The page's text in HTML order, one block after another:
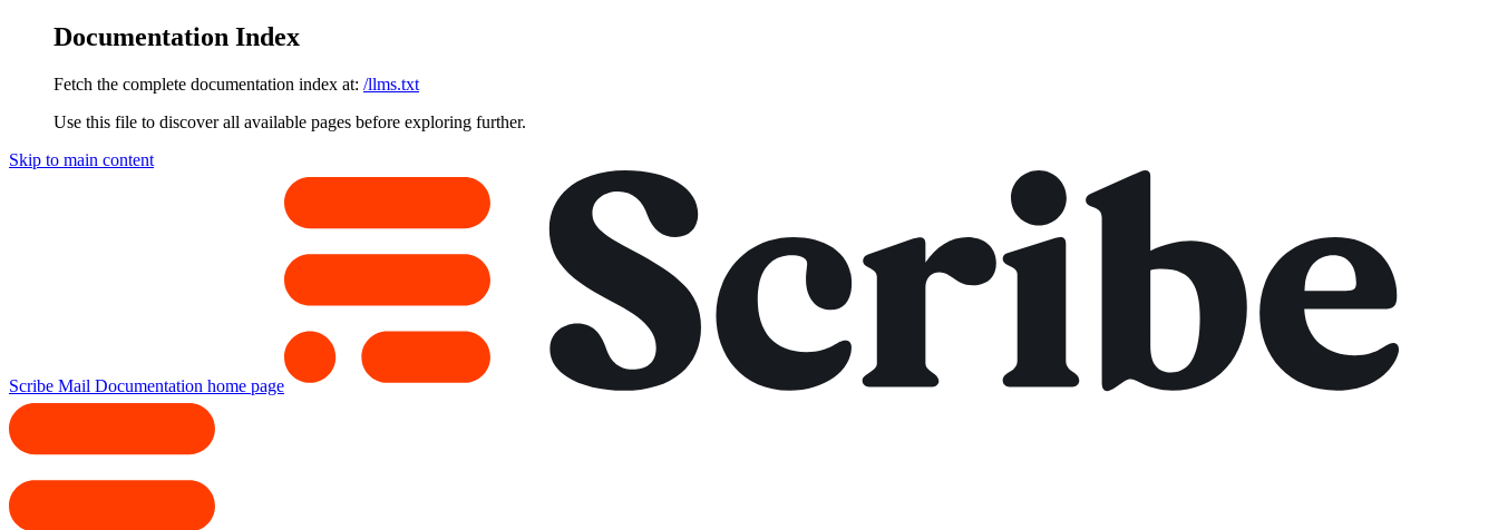
Documentation Index
Fetch the complete documentation index at: /llms.txt
Use this file to discover all available pages before exploring further.
Skip to main content
Scribe Mail Documentation home page